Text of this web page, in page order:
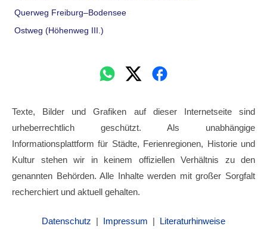
Querweg Freiburg–Bodensee
Ostweg (Höhenweg III.)
Texte, Bilder und Grafiken auf dieser Internetseite sind
urheberrechtlich geschützt. Als unabhängige
Informationsplattform für Städte, Ferienregionen, Historie und
Kultur stehen wir in keinem offiziellen Verhältnis zu den
genannten Behörden. Alle Inhalte werden mit großer Sorgfalt
recherchiert und aktuell gehalten.
Datenschutz | Impressum | Literaturhinweise